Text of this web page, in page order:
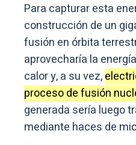
Para capturar esta
construcción de un
fusión en órbita
aprovecharía la
calor y, a su vez,
proceso de fusión
generada sería luego
mediante haces de